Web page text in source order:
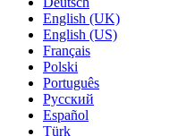
English (UK)
English (US)
Français
Polski
Português
Pусский
Español
Türk